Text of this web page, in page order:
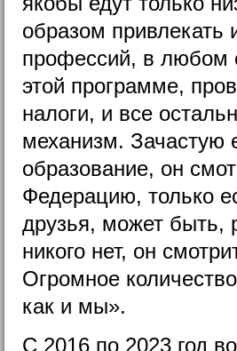
образом
профессий, в любом
этой программе,
налоги, и все
механизм. Зачастую
образование, он
Федерацию, только
друзья, может быть,
никого нет, он
Огромное
как и мы».
С 2016 по 2023 год